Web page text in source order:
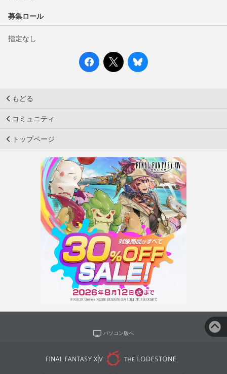
募集ロール
指定なし
もどる
コミュニティ
トップページ
パソコン版へ